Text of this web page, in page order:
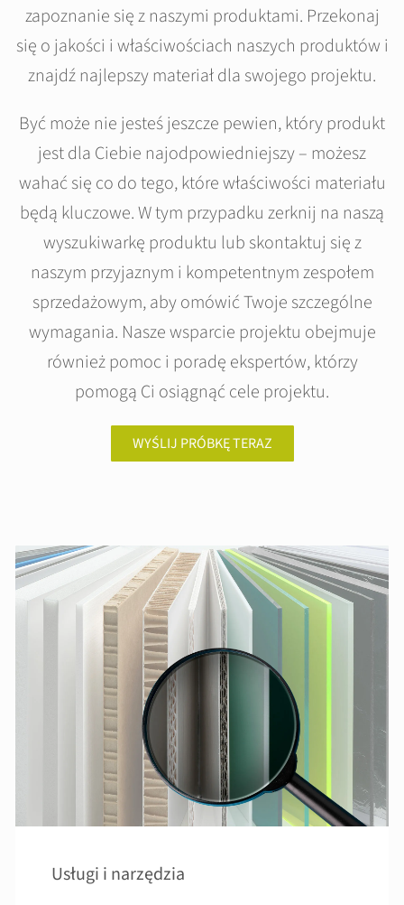
zapoznanie się z naszymi produktami. Przekonaj
się o jakości i właściwościach naszych produktów i
znajdź najlepszy materiał dla swojego projektu.
Być może nie jesteś jeszcze pewien, który produkt
jest dla Ciebie najodpowiedniejszy – możesz
wahać się co do tego, które właściwości materiału
będą kluczowe. W tym przypadku zerknij na naszą
wyszukiwarkę produktu lub skontaktuj się z
naszym przyjaznym i kompetentnym zespołem
sprzedażowym, aby omówić Twoje szczególne
wymagania. Nasze wsparcie projektu obejmuje
również pomoc i poradę ekspertów, którzy
pomogą Ci osiągnąć cele projektu.
WYŚLIJ PRÓBKĘ TERAZ
Usługi i narzędzia